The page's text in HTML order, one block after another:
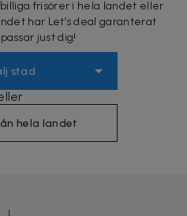
frisörer i hela landet eller
har Let’s deal garanterat
just dig!
stad
hela landet